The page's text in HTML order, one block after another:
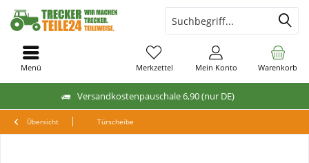
Versandkostenpauschale 6,90 (nur DE)
Warenkorb
Merkzettel Mein Konto
Menü
Übersicht Türscheibe